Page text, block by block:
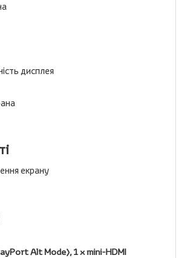
дисплея
екрану
Alt Mode), 1 x mini-HDMI